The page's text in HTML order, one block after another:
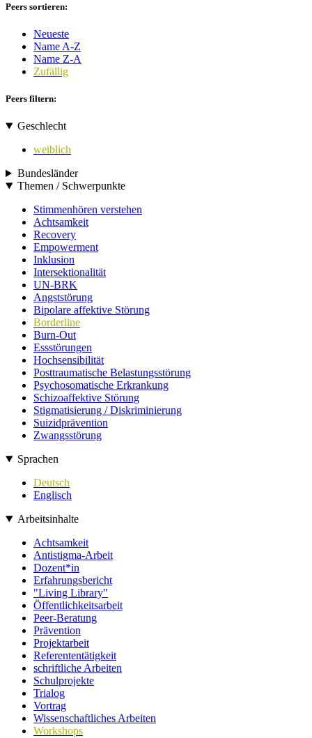
Peers sortieren:
Neueste
Name A-Z
Name Z-A
Zufällig
Peers filtern:
Geschlecht
weiblich
Bundesländer
Themen / Schwerpunkte
Stimmenhören verstehen
Achtsamkeit
Recovery
Empowerment
Inklusion
Intersektionalität
UN-BRK
Angststörung
Bipolare affektive Störung
Borderline
Burn-Out
Essstörungen
Hochsensibilität
Posttraumatische Belastungsstörung
Psychosomatische Erkrankung
Schizoaffektive Störung
Stigmatisierung / Diskriminierung
Suizidprävention
Zwangsstörung
Sprachen
Deutsch
Englisch
Arbeitsinhalte
Achtsamkeit
Antistigma-Arbeit
Dozent*in
Erfahrungsbericht
"Living Library"
Öffentlichkeitsarbeit
Peer-Beratung
Prävention
Projektarbeit
Referententätigkeit
schriftliche Arbeiten
Schulprojekte
Trialog
Vortrag
Wissenschaftliches Arbeiten
Workshops